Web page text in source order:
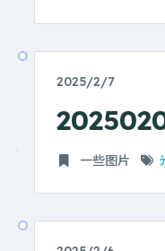
2025/2/7
一些图片